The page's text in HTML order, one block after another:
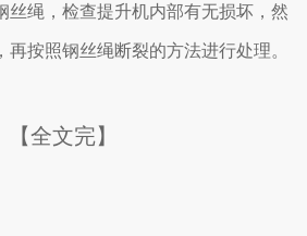
丝绳，检查提升机内部有无损坏，然
再按照钢丝绳断裂的方法进行处理。
【全文完】